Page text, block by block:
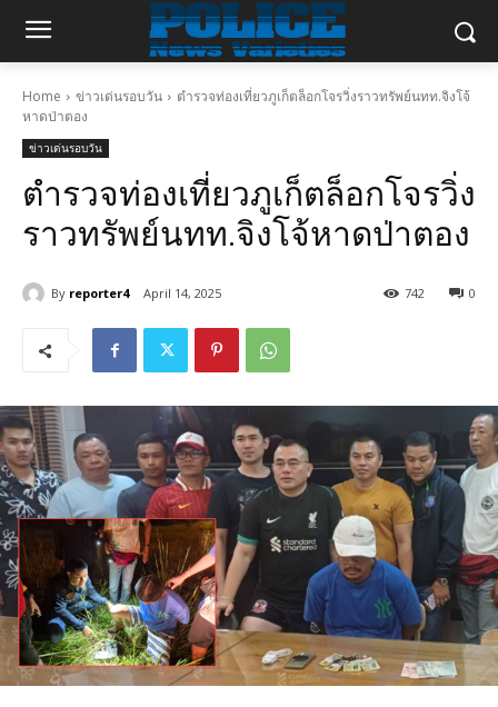
Home ข่าวเด่นรอบวัน
ตำรวจท่องเที่ยวภูเก็ตล็อกโจรวิ่งราวทรัพย์นทท.จิงโจ้
หาดป่าตอง
ข่าวเด่นรอบวัน
ตำรวจท่องเที่ยวภูเก็ตล็อกโจรวิ่ง
ราวทรัพย์นทท.จิงโจ้หาดป่าตอง
By reporter4 April 14, 2025 0
742